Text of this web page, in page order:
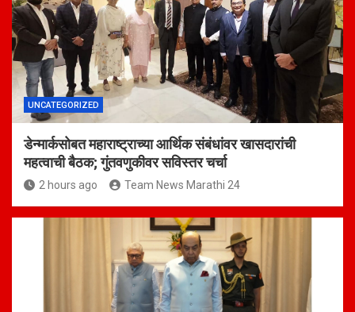
UNCATEGORIZED
डेन्मार्कसोबत महाराष्ट्राच्या आर्थिक संबंधांवर खासदारांची
महत्वाची बैठक; गुंतवणुकीवर सविस्तर चर्चा
2 hours ago Team News Marathi 24